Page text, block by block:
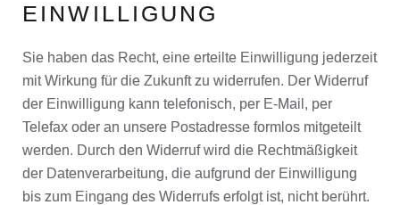
EINWILLIGUNG
Sie haben das Recht, eine erteilte Einwilligung jederzeit
mit Wirkung für die Zukunft zu widerrufen. Der Widerruf
der Einwilligung kann telefonisch, per E-Mail, per
Telefax oder an unsere Postadresse formlos mitgeteilt
werden. Durch den Widerruf wird die Rechtmäßigkeit
der Datenverarbeitung, die aufgrund der Einwilligung
bis zum Eingang des Widerrufs erfolgt ist, nicht berührt.